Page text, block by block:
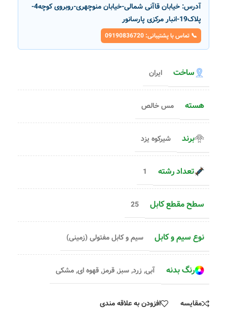
آدرس:
خیابان قاآنی شمالی-خیابان منوچهری-روبروی کوچه4-
پلاک19-انبار مرکزی پارسانور
📞 تماس با پشتیبانی: 09190836720
ساخت ایران
هسته مس خالص
برند شیرکوه یزد
تعداد رشته 1
سطح مقطع کابل 25
نوع سیم و کابل سیم و کابل مفتولی (زمینی)
رنگ بدنه آبی,زرد,سبز,قرمز,قهوه ای,مشکی
مقایسه افزودن به علاقه مندی